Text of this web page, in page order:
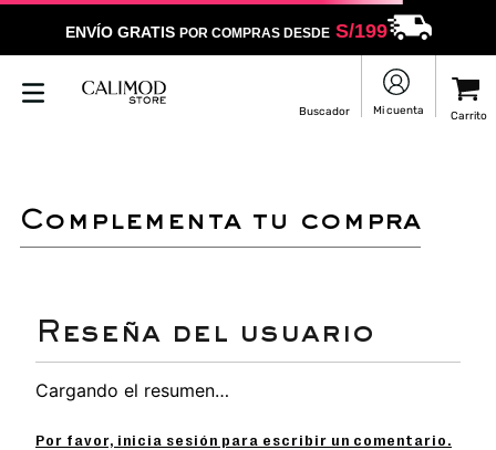
ENVÍO GRATIS POR COMPRAS DESDES/199
complementa tu compra
Cargando el resumen…
Por favor, inicia sesión para escribir un comentario.